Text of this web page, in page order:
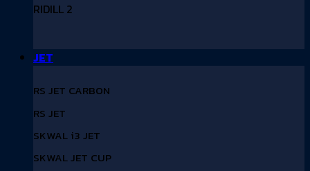
RIDILL 2
JET
RS JET CARBON
RS JET
SKWAL i3 JET
SKWAL JET CUP